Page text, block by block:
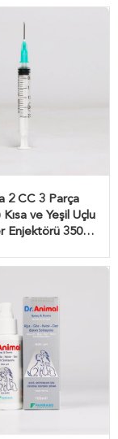
2 CC 3 Parça
Kısa ve Yeşil Uçlu
Enjektörü 350'lü